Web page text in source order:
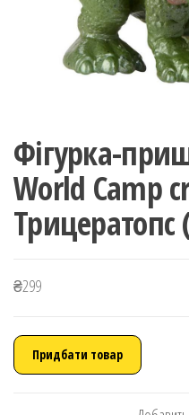
Фігурка-
World Camp
Трицератопс
₴299
Придбати товар